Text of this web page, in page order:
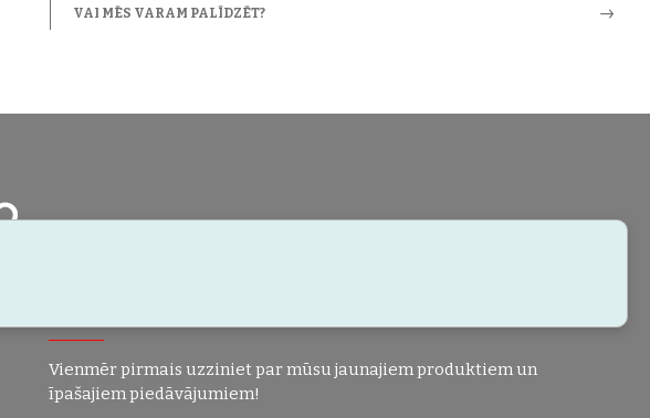
VAI MĒS VARAM PALĪDZĒT?
Vienmēr pirmais uzziniet par mūsu jaunajiem produktiem un
īpašajiem piedāvājumiem!